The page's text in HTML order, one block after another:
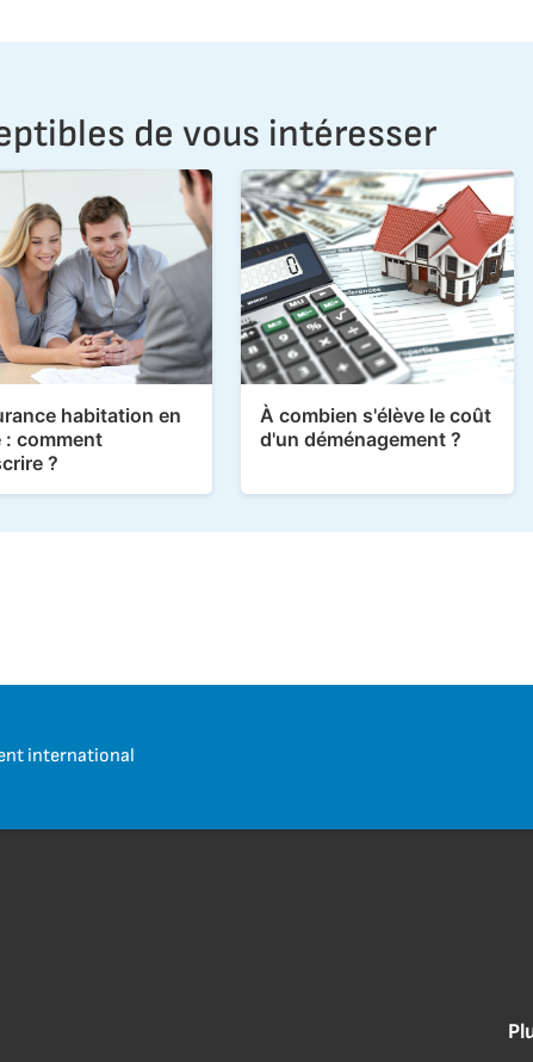
de vous intéresser
habitation en
: comment
?
À combien s'élève le coût
d'un déménagement ?
international